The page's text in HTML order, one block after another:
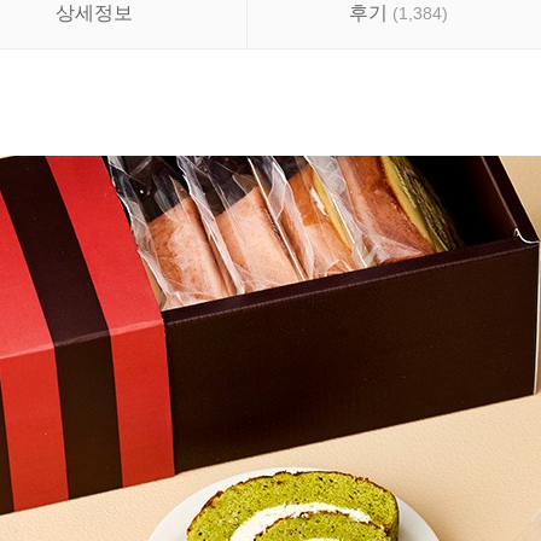
상세정보 후기 (1,384)